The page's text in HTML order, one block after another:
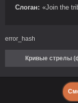
Слоган: «Join the
error_hash
Кривые стрелы